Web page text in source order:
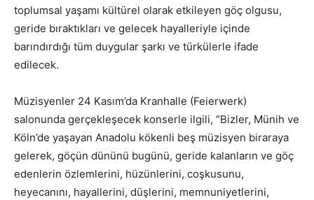
toplumsal yaşamı kültürel olarak etkileyen göç olgusu,
geride bıraktıkları ve gelecek hayalleriyle içinde
barındırdığı tüm duygular şarkı ve türkülerle ifade
edilecek.
Müzisyenler 24 Kasım’da Kranhalle (Feierwerk)
salonunda gerçekleşecek konserle ilgili, “Bizler, Münih ve
Köln’de yaşayan Anadolu kökenli beş müzisyen biraraya
gelerek, göçün dününü bugünü, geride kalanların ve göç
edenlerin özlemlerini, hüzünlerini, coşkusunu,
heyecanını, hayallerini, düşlerini, memnuniyetlerini,